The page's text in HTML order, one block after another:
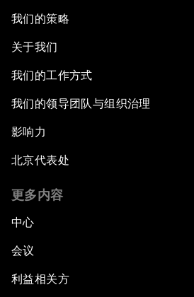
我们的策略
关于我们
我们的工作方式
我们的领导团队与组织治理
影响力
北京代表处
更多内容
中心
会议
利益相关方